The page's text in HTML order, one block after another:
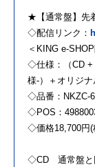
★【通常盤】先
◇配信リンク：
＜KING e-
◇仕様：（CD +
様-）＋オリジ
◇品番：NKZC-
◇POS：
◇価格18,700円(
◇CD 通常盤と